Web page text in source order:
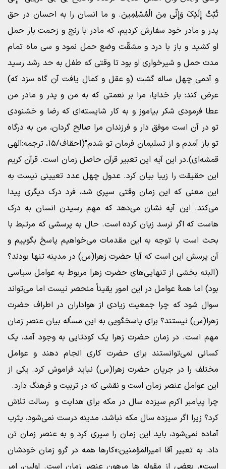
تُبْتُ إِلَیْکَ وَإِنِّی مِنَ الْمُسْلِمِینَ. و ما انسان را به احسان در حق
پدر و مادر خود سفارش کردیم، که مادر با رنج و زحمت بار حمل
او کشید و باز با درد و مشقّت وضع حمل نمود و سی ماه تمام
مدت حمل و شیرخواری او بود تا وقتی که طفل به حد رشد رسید
و آدمی چهل ساله گشت (و عقل و کمال یافت آن گاه سزد که)
عرض کند: بار خدایا، مرا بر نعمتی که به من و پدر و مادر من
عطا فرمودی شکر بیاموز و به کار شایسته‌ای که رضا و خشنودی
تو در آن است موفق دار و فرزندان مرا صالح گردان، من به درگاه
تو باز آمدم و از تسلیمان فرمان تو شدم”(احقاف/۱۵، ترجمه:الهی
قمشه‌ای).در این آیه این تعبیر قرآن حاصل زمان است. قرآن کریم
این حقیقت را زیبا بیان کرد. عدول چهل عدد تعیینی نیست به
این معنی که این زمان وقتی سپری شد، فرد درک دیگری پیدا
می‌کند. این آیه نشان می‌دهد که مهم رسیدن انسان‌ به درک
هاست که اگر نرسد زیان کرده است. حال به پرسشی که مرتبط با
بحث است با توجه به این مقدمات می‌خواهیم پاسخ بگوییم و
آن پرسش این است که آیا حضرت زهرا(س) در مدینه تنها بودند؟
(البته بخشی از تنهایی‌های حضرت زهرا مربوط به عوامل سیاسی
بود) اما همهٔ عوامل در این امور یقیناً منحصر نیست اما می‌تواند
سوال شود که چرا جمعیت زیادی از هواداران در اطراف حضرت
زهرا(س) نیستند؟ برای پاسخگویی به این مسأله بیان عنصر زمان
مهم است. در زمان حضرت زهرا یک کودتایی به وجود آمد، یک
کسانی نمی‌توانستند برای حضرت کاری انجام دهند و عوامل
مختلف را در جریان حضرت زهرا(س) نباید فراموش کرد. یکی از
این عوامل عنصر زمان است و نقشی که در تربیت و فرهنگ دارد.
چرا پیامبر اکرم سیزده سال در مکه برای هدایت و رسالت تلاش
کرد؟ زیرا اگر سیزده سال مکه نباشد، مدینه درست نمی‌شود، یثرب
آماده نمی‌شود، باید این زمان را سپری کرد و به عنصر زمان تن
داد. به تعبیر آقا امیرالمؤمنین:«کارها همه در گرو زمان خودشان